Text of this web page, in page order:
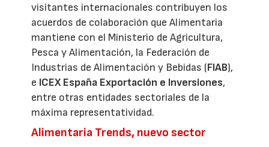
visitantes internacionales contribuyen los
acuerdos de colaboración que Alimentaria
mantiene con el Ministerio de Agricultura,
Pesca y Alimentación, la Federación de
Industrias de Alimentación y Bebidas (FIAB),
e ICEX España Exportación e Inversiones,
entre otras entidades sectoriales de la
máxima representatividad.
Alimentaria Trends, nuevo sector